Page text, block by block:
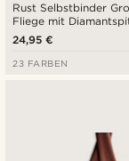
Rust Selbstbinder
Fliege mit
24,95 €
23 FARBEN